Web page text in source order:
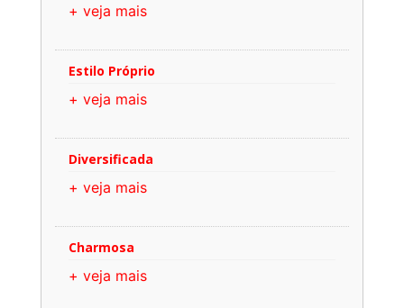
+ veja mais
Estilo Próprio
+ veja mais
Diversificada
+ veja mais
Charmosa
+ veja mais